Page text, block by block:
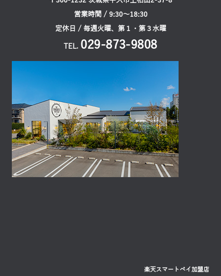
営業時間 / 9:30〜18:30
定休日 / 毎週火曜、第１・第３水曜
TEL. 029-873-9808
楽天スマートペイ加盟店